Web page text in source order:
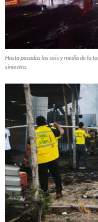
Hasta pasadas las seis y media de la
siniestro.